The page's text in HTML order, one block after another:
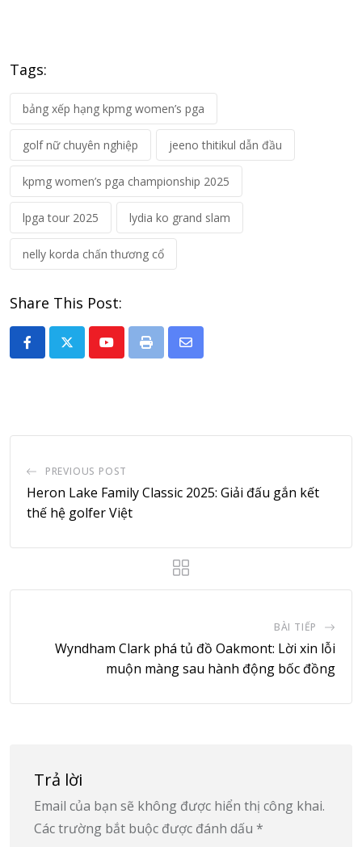
Tags:
bảng xếp hạng kpmg women’s pga
golf nữ chuyên nghiệp jeeno thitikul dẫn đầu
kpmg women’s pga championship 2025
lpga tour 2025 lydia ko grand slam
nelly korda chấn thương cổ
Share This Post:
YoutubePrint
Share
PREVIOUS POST
Heron Lake Family Classic 2025: Giải đấu gắn kết
thế hệ golfer Việt
BÀI TIẾP
Wyndham Clark phá tủ đồ Oakmont: Lời xin lỗi
muộn màng sau hành động bốc đồng
Trả lời
Email của bạn sẽ không được hiển thị công khai.
Các trường bắt buộc được đánh dấu *